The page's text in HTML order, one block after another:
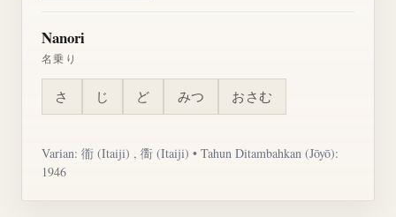
Nanori
名乗り
さ じ ど みつ おさむ
Varian: 衜(Itaiji) , 衟(Itaiji) • Tahun Ditambahkan (Jōyō):
1946